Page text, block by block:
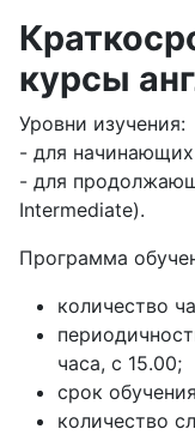
курсы
Уровни изучения:
- для
- для
Intermediate).
Программа
количество
часа, с 15.00;
срок
количество